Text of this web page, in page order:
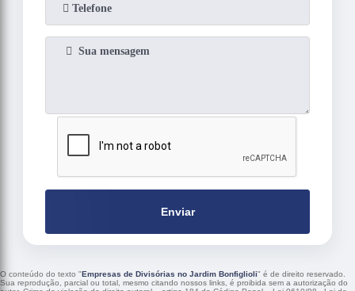
Enviar
O conteúdo do texto "Empresas de Divisórias no Jardim Bonfiglioli" é de direito reservado.
Sua reprodução, parcial ou total, mesmo citando nossos links, é proibida sem a autorização do